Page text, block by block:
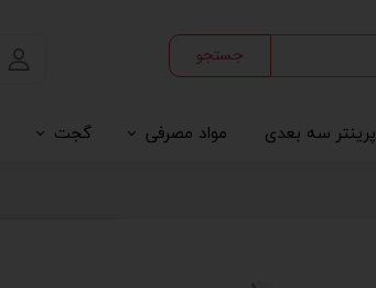
پرینتر سه بعدی مواد مصرفی گجت
جستجو